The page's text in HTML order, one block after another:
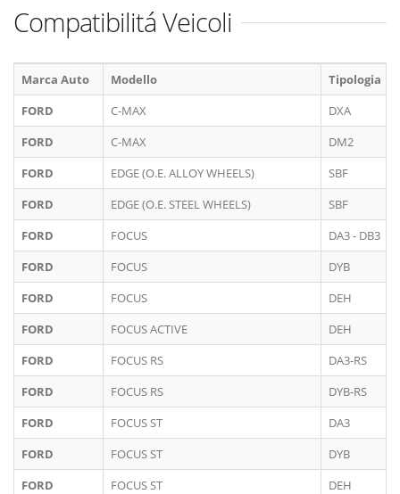
Compatibilitá Veicoli
Marca Auto Modello
Tipologia
FORD
C-MAX
DXA
FORD
C-MAX
DM2
FORD
EDGE (O.E. ALLOY WHEELS)
SBF
FORD
EDGE (O.E. STEEL WHEELS)
SBF
FORD
FOCUS
DA3 - DB3
FORD
FOCUS
DYB
FORD
FOCUS
DEH
FORD
FOCUS ACTIVE
DEH
FORD
FOCUS RS
DA3-RS
FORD
FOCUS RS
DYB-RS
FORD
FOCUS ST
DA3
FORD
FOCUS ST
DYB
FORD
FOCUS ST
DEH